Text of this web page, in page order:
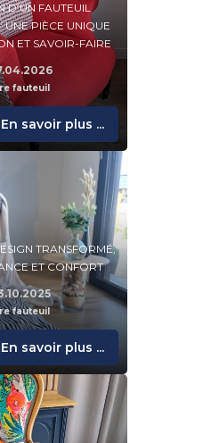
D’UN FAUTEUIL
UNE PIÈCE UNIQUE
ET SAVOIR-FAIRE
fauteuil
En savoir plus ...
TRANSFORMÉ,
ET CONFORT
fauteuil
En savoir plus ...